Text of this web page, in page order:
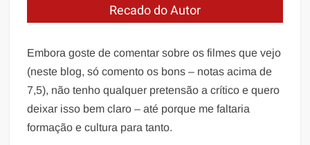
Recado do Autor
Embora goste de comentar sobre os filmes que vejo
(neste blog, só comento os bons – notas acima de
7,5), não tenho qualquer pretensão a crítico e quero
deixar isso bem claro – até porque me faltaria
formação e cultura para tanto.